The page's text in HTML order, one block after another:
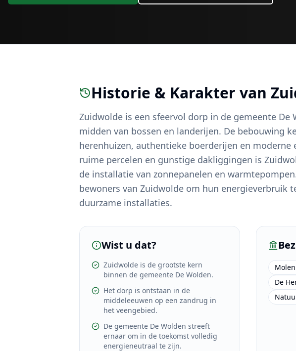
Historie & Karakter van
Zuidwolde is een sfeervol dorp in de gemeente De
midden van bossen en landerijen. De bebouwing
herenhuizen, authentieke boerderijen en moderne
ruime percelen en gunstige dakliggingen is
de installatie van zonnepanelen en
bewoners van Zuidwolde om hun energieverbruik
duurzame installaties.
Wist u dat?
Zuidwolde is de grootste kern
binnen de gemeente De Wolden.
Het dorp is ontstaan in de
middeleeuwen op een zandrug in
het veengebied.
De gemeente De Wolden streeft
ernaar om in de toekomst volledig
energieneutraal te zijn.
De